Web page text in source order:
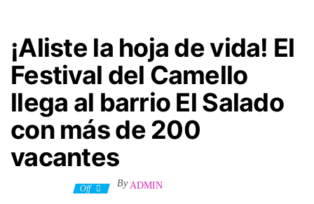
¡Aliste la hoja de vida! El
Festival del Camello
llega al barrio El Salado
con más de 200
vacantes
Off By ADMIN